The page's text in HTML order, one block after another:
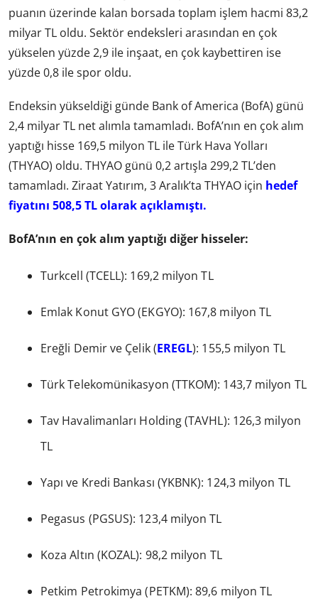
puanın üzerinde kalan borsada toplam işlem hacmi 83,2
milyar TL oldu. Sektör endeksleri arasından en çok
yükselen yüzde 2,9 ile inşaat, en çok kaybettiren ise
yüzde 0,8 ile spor oldu.
Endeksin yükseldiği günde Bank of America (BofA) günü
2,4 milyar TL net alımla tamamladı. BofA’nın en çok alım
yaptığı hisse 169,5 milyon TL ile Türk Hava Yolları
(THYAO) oldu. THYAO günü 0,2 artışla 299,2 TL’den
tamamladı. Ziraat Yatırım, 3 Aralık’ta THYAO için hedef
fiyatını 508,5 TL olarak açıklamıştı.
BofA’nın en çok alım yaptığı diğer hisseler:
Turkcell (TCELL): 169,2 milyon TL
Emlak Konut GYO (EKGYO): 167,8 milyon TL
Ereğli Demir ve Çelik (EREGL): 155,5 milyon TL
Türk Telekomünikasyon (TTKOM): 143,7 milyon TL
Tav Havalimanları Holding (TAVHL): 126,3 milyon
TL
Yapı ve Kredi Bankası (YKBNK): 124,3 milyon TL
Pegasus (PGSUS): 123,4 milyon TL
Koza Altın (KOZAL): 98,2 milyon TL
Petkim Petrokimya (PETKM): 89,6 milyon TL